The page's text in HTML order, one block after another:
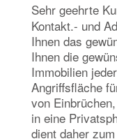
Sehr geehrte
Kontakt.- und
Ihnen das
Ihnen die
Immobilien
Angriffsfläche
von
in eine
dient daher